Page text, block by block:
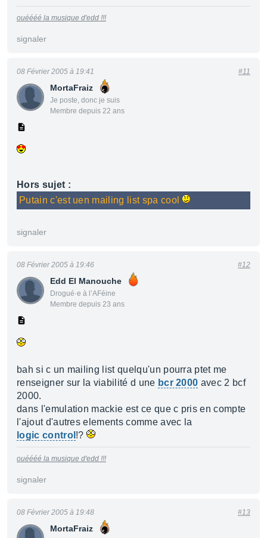
ouéééé la musique d'edd !!!
signaler
MortaFraiz
Je poste, donc je suis
Membre depuis 22 ans
08 Février 2005 à 19:41 #11
Hors sujet :
Putain c'est uen mailing list spa cool
signaler
Edd El Manouche
Drogué·e à l’AFéine
Membre depuis 23 ans
08 Février 2005 à 19:46 #12
bah si c un mailing list quelqu'un pourra ptet me
renseigner sur la viabilité d une bcr 2000 avec 2 bcf
2000.
dans l'emulation mackie est ce que c pris en compte
l'ajout d'autres elements comme avec la
logic control !?
ouéééé la musique d'edd !!!
signaler
MortaFraiz
08 Février 2005 à 19:48 #13